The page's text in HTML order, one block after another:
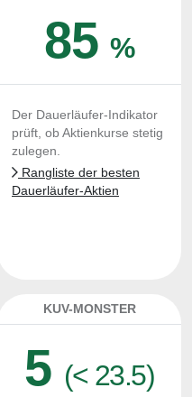
85%
Der Dauerläufer-Indikator
prüft, ob Aktienkurse stetig
zulegen.
Rangliste der besten
Dauerläufer-Aktien
KUV-MONSTER
5 (< 23.5)